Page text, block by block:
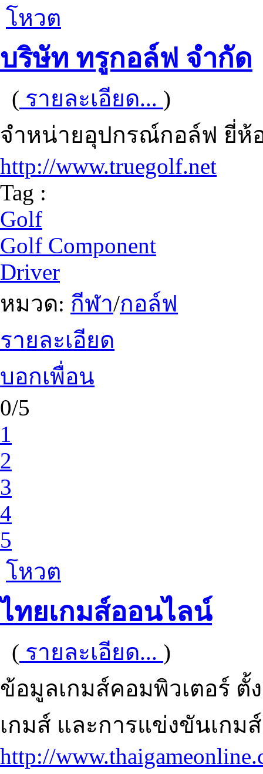
โหวต
บริษัท ทรูกอล์ฟ จำกัด
( รายละเอียด... )
จำหน่ายอุปกรณ์กอล์ฟ ยี่ห้
http://www.truegolf.net
Tag :
Golf
Golf Component
Driver
หมวด: กีฬา/กอล์ฟ
รายละเอียด
บอกเพื่อน
0/5
1
2
3
4
5
โหวต
ไทยเกมส์ออนไลน์
( รายละเอียด... )
ข้อมูลเกมส์คอมพิวเตอร์ ตั้
เกมส์ และการแข่งขันเกม
http://